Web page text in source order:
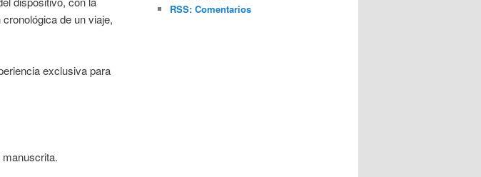
de un viaje,
exclusiva para
RSS: Comentarios